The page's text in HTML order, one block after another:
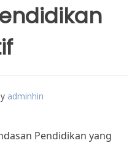
adminhin
Pendidikan yang